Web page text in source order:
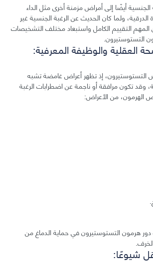
الجنسية أيضًا إلى أمراض مزمنة أخرى مثل الداء
ولما كان الحديث عن الرغبة الجنسية غير
المهم التقييم الكامل واستبعاد مختلف التشخيصات
التستوستيرون.
التستوستيرون، إذ تظهر أعراض غامضة تشبه
وقد تكون مرافقة أو ناجمة عن اضطرابات الرغبة
الهرمون، من الأعراض:
هرمون التستوستيرون في حماية الدماغ من